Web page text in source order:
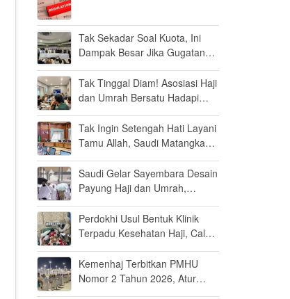
Tak Sekadar Soal Kuota, Ini
Dampak Besar Jika Gugatan
Tak Tinggal Diam! Asosiasi Haji
dan Umrah Bersatu Hadapi
Persen di MK
Tak Ingin Setengah Hati Layani
Tamu Allah, Saudi Matangkan
Saudi Gelar Sayembara Desain
Payung Haji dan Umrah,
Berpartisipasi
Perdokhi Usul Bentuk Klinik
Terpadu Kesehatan Haji, Calon
Fit to Fly
Kemenhaj Terbitkan PMHU
Nomor 2 Tahun 2026, Atur